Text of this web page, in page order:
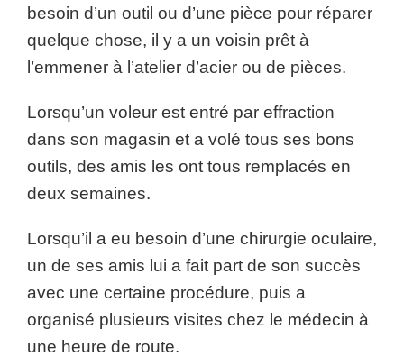
besoin d’un outil ou d’une pièce pour réparer
quelque chose, il y a un voisin prêt à
l’emmener à l’atelier d’acier ou de pièces.
Lorsqu’un voleur est entré par effraction
dans son magasin et a volé tous ses bons
outils, des amis les ont tous remplacés en
deux semaines.
Lorsqu’il a eu besoin d’une chirurgie oculaire,
un de ses amis lui a fait part de son succès
avec une certaine procédure, puis a
organisé plusieurs visites chez le médecin à
une heure de route.